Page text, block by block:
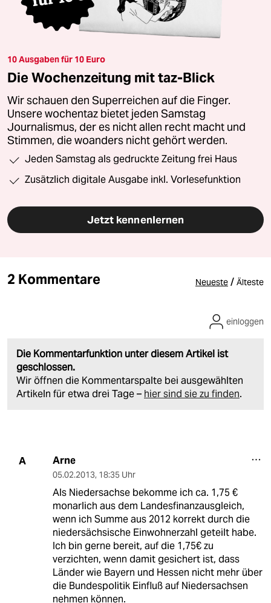
10 Ausgaben für 10 Euro
Die Wochenzeitung mit taz-Blick
Wir schauen den Superreichen auf die Finger.
Unsere wochentaz bietet jeden Samstag
Journalismus, der es nicht allen recht macht und
Stimmen, die woanders nicht gehört werden.
Jeden Samstag als gedruckte Zeitung frei Haus
Zusätzlich digitale Ausgabe inkl. Vorlesefunktion
Jetzt kennenlernen
2 Kommentare Neueste / Älteste
Die Kommentarfunktion unter diesem Artikel ist
geschlossen.
Wir öffnen die Kommentarspalte bei ausgewählten
Artikeln für etwa drei Tage – hier sind sie zu finden.
einloggen
A Arne
05.02.2013, 18:35 Uhr
Als Niedersachse bekomme ich ca. 1,75 €
monarlich aus dem Landesfinanzausgleich,
wenn ich Summe aus 2012 korrekt durch die
niedersächsische Einwohnerzahl geteilt habe.
Ich bin gerne bereit, auf die 1,75€ zu
verzichten, wenn damit gesichert ist, dass
Länder wie Bayern und Hessen nicht mehr über
die Bundespolitik Einfluß auf Niedersachsen
nehmen können.